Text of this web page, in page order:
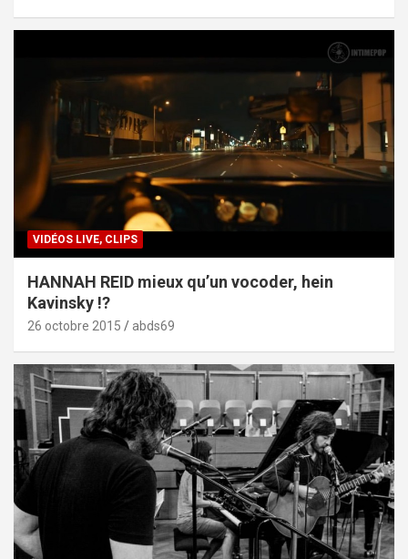
VIDÉOS LIVE, CLIPS
HANNAH REID mieux qu’un vocoder, hein
Kavinsky !?
26 octobre 2015 abds69